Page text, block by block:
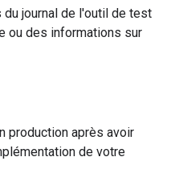
journal de l'outil de test
ou des informations sur
production après avoir
de votre